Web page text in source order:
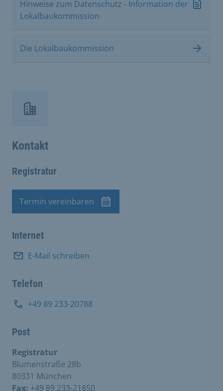
Hinweise zum Datenschutz - Information der
Lokalbaukommission
Die Lokalbaukommission
Kontakt
Registratur
Termin
Termin vereinbaren
Internet
E-Mail schreiben
Telefon
+49 89 233-20788
Post
Registratur
Blumenstraße 28b
80331 München
Fax: +49 89 233-21850